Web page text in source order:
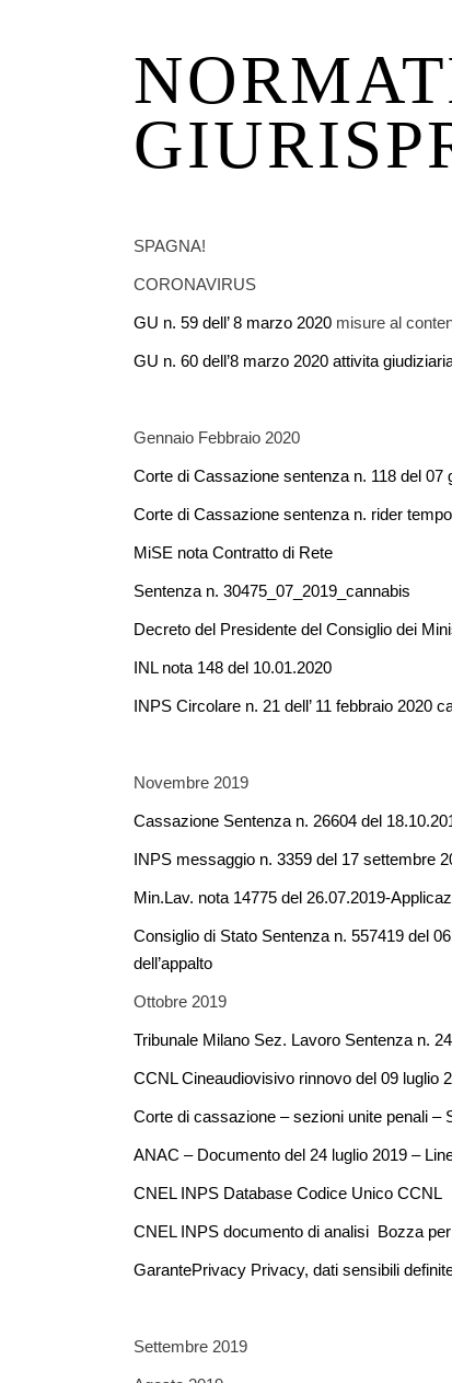
SPAGNA!
CORONAVIRUS
GU n. 59 dell’ 8 marzo 2020 misure al
GU n. 60 dell’8 marzo 2020 attivita
Gennaio Febbraio 2020
Corte di Cassazione sentenza n. 118 del
Corte di Cassazione sentenza n. rider
MiSE nota Contratto di Rete
Sentenza n. 30475_07_2019_cannabis
Decreto del Presidente del Consiglio dei
INL nota 148 del 10.01.2020
INPS Circolare n. 21 dell’ 11 febbraio 2020
Novembre 2019
Cassazione Sentenza n. 26604 del
INPS messaggio n. 3359 del 17 settembre
Min.Lav. nota 14775 del 26.07.2019-
Consiglio di Stato Sentenza n. 557419 del
dell’appalto
Ottobre 2019
Tribunale Milano Sez. Lavoro Sentenza n.
CCNL Cineaudiovisivo rinnovo del 09 luglio
Corte di cassazione – sezioni unite penali –
ANAC – Documento del 24 luglio 2019 –
CNEL INPS Database Codice Unico CCNL
CNEL INPS documento di analisi Bozza
GarantePrivacy Privacy, dati sensibili
Settembre 2019